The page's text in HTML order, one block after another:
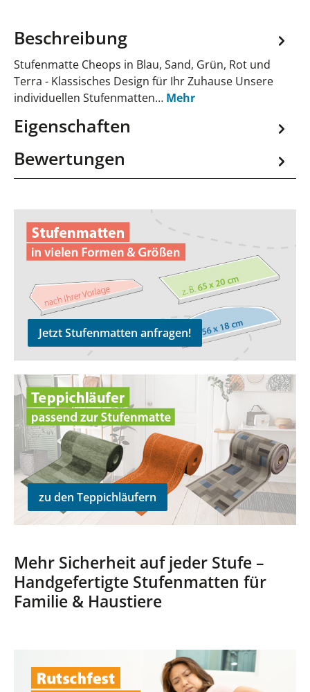
Beschreibung
Stufenmatte Cheops in Blau, Sand, Grün, Rot und
Terra - Klassisches Design für Ihr Zuhause Unsere
individuellen Stufenmatten… Mehr
Eigenschaften
Bewertungen
Jetzt Stufenmatten anfragen!
zu den Teppichläufern
zu den Teppichläufern
Mehr Sicherheit auf jeder Stufe –
Handgefertigte Stufenmatten für
Familie & Haustiere